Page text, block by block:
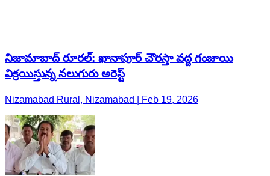
నిజామాబాద్ రూరల్: ఖానాపూర్ చౌరస్తా వద్ద గంజాయి
విక్రయిస్తున్న నలుగురు అరెస్ట్
Nizamabad Rural, Nizamabad | Feb 19, 2026